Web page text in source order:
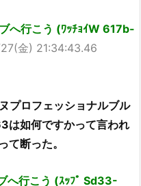
へ行こう (ﾜｯﾁｮｲW 617b-
金) 21:34:43.46
プロフェッショナルブル
は如何ですかって言われ
断った。
へ行こう (ｽｯﾌﾟ Sd33-